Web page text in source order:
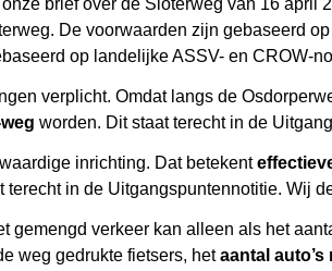
brief over de Sloterweg van 16 april
De voorwaarden zijn gebaseerd
op landelijke ASSV- en CROW-
verplicht. Omdat langs de
worden. Dit staat terecht in de
inrichting. Dat betekent
terecht in de Uitgangspuntennotitie. Wij
gemengd verkeer kan alleen als het
weg gedrukte fietsers, hetaantal